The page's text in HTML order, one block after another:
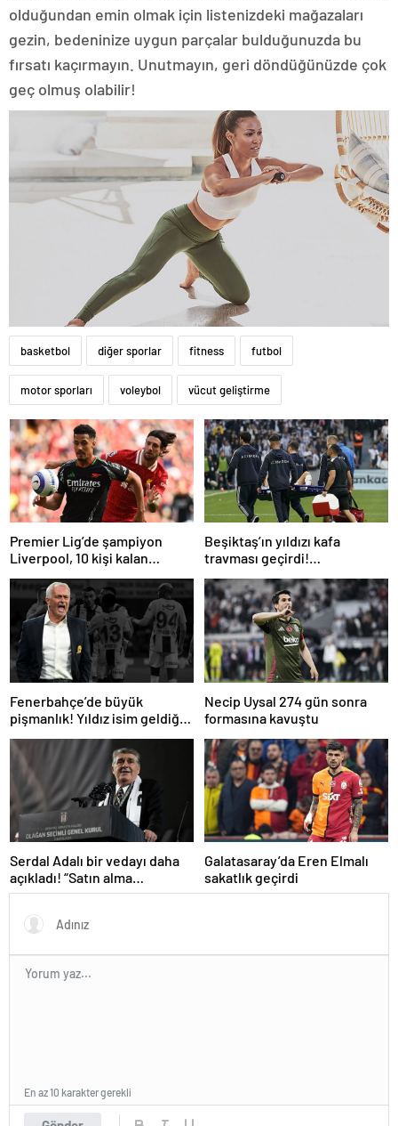
olduğundan emin olmak için listenizdeki mağazaları
gezin, bedeninize uygun parçalar bulduğunuzda bu
fırsatı kaçırmayın. Unutmayın, geri döndüğünüzde çok
geç olmuş olabilir!
basketbol diğer sporlar fitness futbol
motor sporları voleybol vücut geliştirme
Premier Lig’de şampiyon
Liverpool, 10 kişi kalan
Arsenal’e takıldı
Beşiktaş’ın yıldızı kafa
travması geçirdi!
Beşiktaş’tan açıklama geldi…
Fenerbahçe’de büyük
pişmanlık! Yıldız isim geldiği
Necip Uysal 274 gün sonra
formasına kavuştu
Serdal Adalı bir vedayı daha
açıkladı! “Satın alma
opsiyonunu kullanacaklar”
Galatasaray’da Eren Elmalı
sakatlık geçirdi
En az 10 karakter gerekli